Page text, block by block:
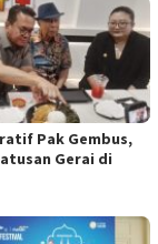
Pak Gembus,
Gerai di